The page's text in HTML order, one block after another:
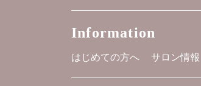
Information
はじめての方へ サロン情報